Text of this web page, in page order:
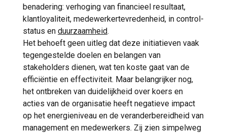
benadering: verhoging van financieel resultaat,
klantloyaliteit, medewerkertevredenheid, in control-
status en duurzaamheid.
Het behoeft geen uitleg dat deze initiatieven vaak
tegengestelde doelen en belangen van
stakeholders dienen, wat ten koste gaat van de
efficiëntie en effectiviteit. Maar belangrijker nog,
het ontbreken van duidelijkheid over koers en
acties van de organisatie heeft negatieve impact
op het energieniveau en de veranderbereidheid van
management en medewerkers. Zij zien simpelweg